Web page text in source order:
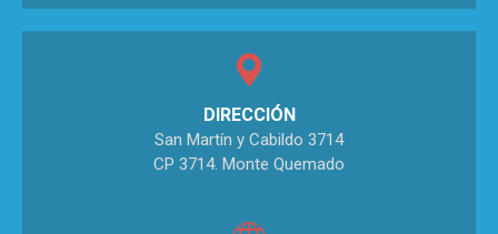
DIRECCIÓN
San Martín y Cabildo 3714
CP 3714. Monte Quemado